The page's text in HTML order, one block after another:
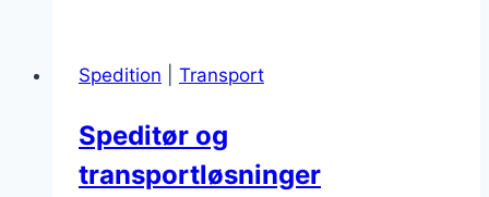
forskellige
Spedition Transport
Speditør og
transportløsninger